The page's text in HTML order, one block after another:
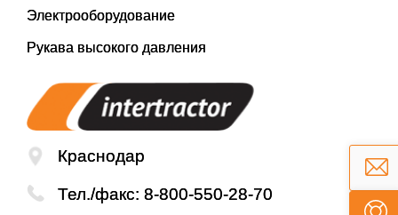
Электрооборудование
Рукава высокого давления
Краснодар
Тел./факс: 8-800-550-28-70